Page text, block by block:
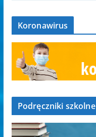
Koronawirus
Podręczniki szkolne